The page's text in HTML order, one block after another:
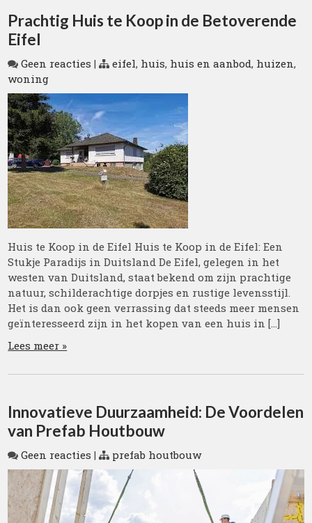
Prachtig Huis te Koop in de Betoverende
Eifel
Geen reacties | eifel, huis, huis en aanbod, huizen,
woning
Huis te Koop in de Eifel Huis te Koop in de Eifel: Een
Stukje Paradijs in Duitsland De Eifel, gelegen in het
westen van Duitsland, staat bekend om zijn prachtige
natuur, schilderachtige dorpjes en rustige levensstijl.
Het is dan ook geen verrassing dat steeds meer mensen
geïnteresseerd zijn in het kopen van een huis in […]
Lees meer »
Innovatieve Duurzaamheid: De Voordelen
van Prefab Houtbouw
Geen reacties | prefab houtbouw